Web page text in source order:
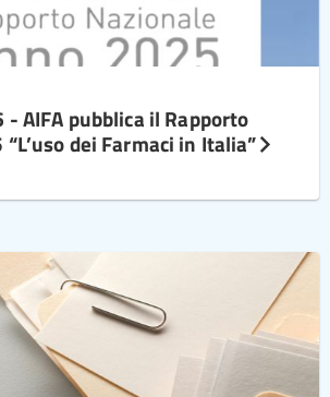
AIFA pubblica il Rapporto
dei Farmaci in Italia”